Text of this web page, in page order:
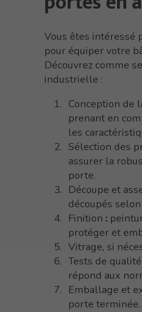
Vous êtes intéressé
pour équiper votre
Découvrez comme
industrielle :
Conception de
prenant en
les
Sélection des
assurer la
porte.
Découpe et
découpés
Finition :
protéger et
Vitrage, si
Tests de
répond aux
Emballage et
porte terminée.